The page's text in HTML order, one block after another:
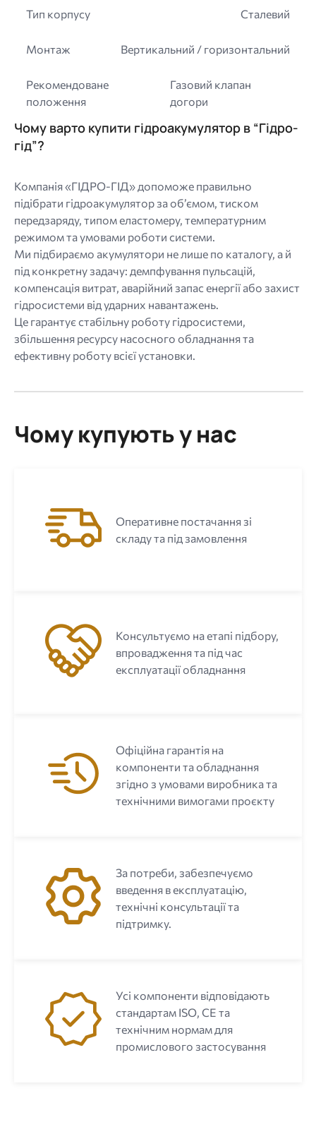
Тип корпусу Сталевий
Монтаж Вертикальний / горизонтальний
Рекомендоване
положення
Газовий клапан
догори
Чому варто купити гідроакумулятор в “Гідро-
гід”?
Компанія «ГІДРО-ГІД» допоможе правильно
підібрати гідроакумулятор за об’ємом, тиском
передзаряду, типом еластомеру, температурним
режимом та умовами роботи системи.
Ми підбираємо акумулятори не лише по каталогу, а й
під конкретну задачу: демпфування пульсацій,
компенсація витрат, аварійний запас енергії або захист
гідросистеми від ударних навантажень.
Це гарантує стабільну роботу гідросистеми,
збільшення ресурсу насосного обладнання та
ефективну роботу всієї установки.
Чому купують у нас
Оперативне постачання зі
складу та під замовлення
Консультуємо на етапі підбору,
впровадження та під час
експлуатації обладнання
Офіційна гарантія на
компоненти та обладнання
згідно з умовами виробника та
технічними вимогами проєкту
За потреби, забезпечуємо
введення в експлуатацію,
технічні консультації та
підтримку.
Усі компоненти відповідають
стандартам ISO, CE та
технічним нормам для
промислового застосування